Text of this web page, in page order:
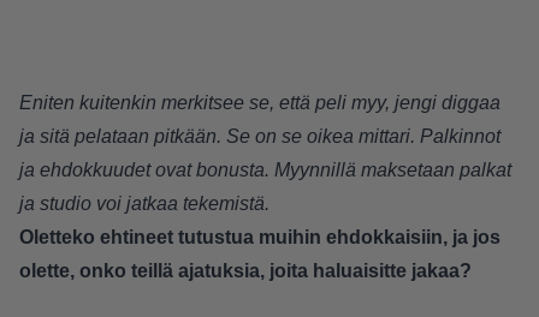
Eniten kuitenkin merkitsee se, että peli myy, jengi diggaa
ja sitä pelataan pitkään. Se on se oikea mittari. Palkinnot
ja ehdokkuudet ovat bonusta. Myynnillä maksetaan palkat
ja studio voi jatkaa tekemistä.
Oletteko ehtineet tutustua muihin ehdokkaisiin, ja jos
olette, onko teillä ajatuksia, joita haluaisitte jakaa?